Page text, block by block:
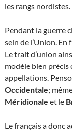
les rangs nordistes.
Pendant la guerre
sein de l’Union. En
Le trait d’union
modèle bien précis
appellations.
Occidentale;
Méridionale et le
Le français a donc